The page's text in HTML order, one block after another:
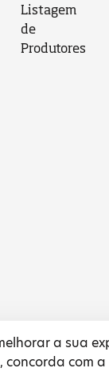
a sua
, concorda com
Listagem
de
Produtores
Termos e